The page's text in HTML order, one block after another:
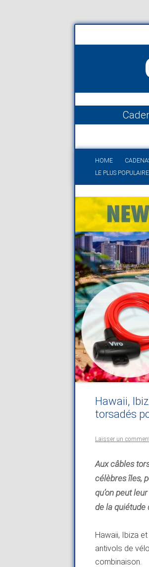
HOME
LE PLUS POPULAIRE
Hawaii,
torsadés
Laisser un
Aux câbles
célèbres îles,
qu’on peut
de la quiétude
Hawaii, Ibiza
antivols de
combinaison.